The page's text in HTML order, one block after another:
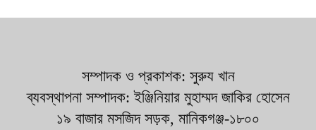
সম্পাদক ও প্রকাশক: সুরুয খান
ব্যবস্থাপনা সম্পাদক: ইঞ্জিনিয়ার মুহাম্মদ জাকির হোসেন
১৯ বাজার মসজিদ সড়ক, মানিকগঞ্জ-১৮০০